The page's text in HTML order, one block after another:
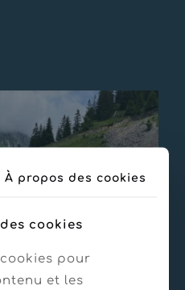
À propos des cookies
cookies
pour
et les